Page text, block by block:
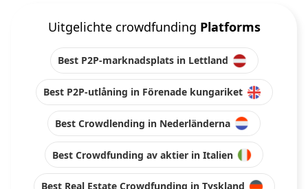
Uitgelichte crowdfunding Platforms
Best P2P-marknadsplats in Lettland
Best P2P-utlåning in Förenade kungariket
Best Crowdlending in Nederländerna
Best Crowdfunding av aktier in Italien
Best Real Estate Crowdfunding in Tyskland